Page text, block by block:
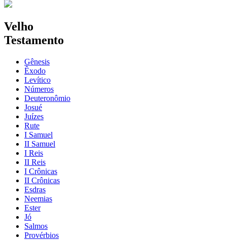
Velho
Testamento
Gênesis
Êxodo
Levítico
Números
Deuteronômio
Josué
Juízes
Rute
I Samuel
II Samuel
I Reis
II Reis
I Crônicas
II Crônicas
Esdras
Neemias
Ester
Jó
Salmos
Provérbios